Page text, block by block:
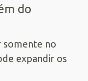
do
somente no
expandir os